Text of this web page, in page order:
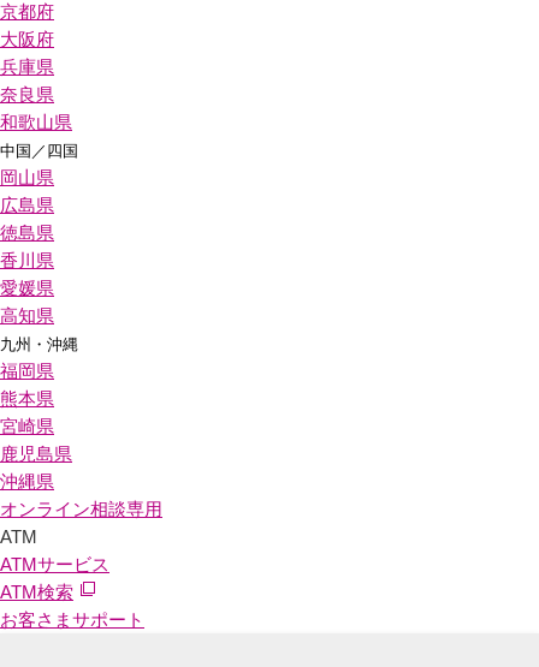
京都府
大阪府
兵庫県
奈良県
和歌山県
中国／四国
岡山県
広島県
徳島県
香川県
愛媛県
高知県
九州・沖縄
福岡県
熊本県
宮崎県
鹿児島県
沖縄県
オンライン相談専用
ATM
ATMサービス
ATM検索
お客さまサポート